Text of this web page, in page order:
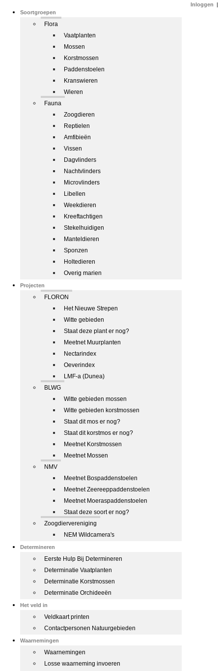
Soortgroepen
Flora
Vaatplanten
Mossen
Korstmossen
Paddenstoelen
Kranswieren
Wieren
Fauna
Zoogdieren
Reptielen
Amfibieën
Vissen
Dagvlinders
Nachtvlinders
Microvlinders
Libellen
Weekdieren
Kreeftachtigen
Stekelhuidigen
Manteldieren
Sponzen
Holtedieren
Overig marien
Projecten
FLORON
Het Nieuwe Strepen
Witte gebieden
Staat deze plant er nog?
Meetnet Muurplanten
Nectarindex
Oeverindex
LMF-a (Dunea)
BLWG
Witte gebieden mossen
Witte gebieden korstmossen
Staat dit mos er nog?
Staat dit korstmos er nog?
Meetnet Korstmossen
Meetnet Mossen
NMV
Meetnet Bospaddenstoelen
Meetnet Zeereeppaddenstoelen
Meetnet Moeraspaddenstoelen
Staat deze soort er nog?
Zoogdiervereniging
NEM Wildcamera's
Determineren
Eerste Hulp Bij Determineren
Determinatie Vaatplanten
Determinatie Korstmossen
Determinatie Orchideeën
Het veld in
Veldkaart printen
Contactpersonen Natuurgebieden
Waarnemingen
Waarnemingen
Losse waarneming invoeren
Inloggen |